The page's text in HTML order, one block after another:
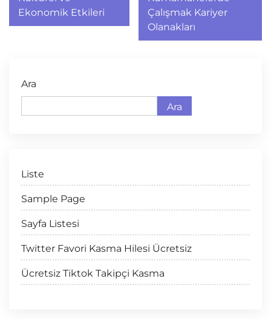
Ekonomik Etkileri
Çalışmak Kariyer
Olanakları
Ara
Ara
Liste
Sample Page
Sayfa Listesi
Twitter Favori Kasma Hilesi Ücretsiz
Ücretsiz Tiktok Takipçi Kasma